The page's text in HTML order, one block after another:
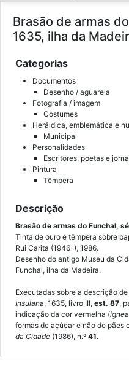
Brasão de armas
1635, ilha da
Categorias
Documentos
Desenho / aguarela
Fotografia / imagem
Costumes
Heráldica, emblemática e
Municipal
Personalidades
Escritores, poetas e
Pintura
Têmpera
Descrição
Brasão de armas do Funchal,
Tinta de ouro e têmpera sobre
Rui Carita (1946-), 1986.
Desenho do antigo Museu da
Funchal, ilha da Madeira.
Executadas sobre a descrição
Insulana, 1635, livro III, est. 87,
indicação da cor vermelha (ígnea
formas de açúcar e não de pães
da Cidade (1986), n.º 41.